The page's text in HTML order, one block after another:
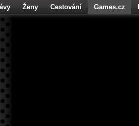
Ženy Cestování Games.cz